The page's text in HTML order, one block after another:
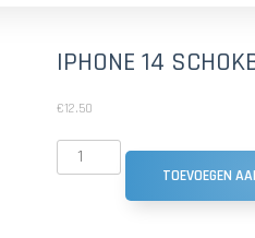
IPHONE 14
€12.50
TOEVOEGEN